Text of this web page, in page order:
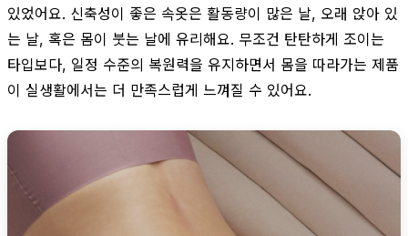
있었어요. 신축성이 좋은 속옷은 활동량이 많은 날, 오래 앉아 있
는 날, 혹은 몸이 붓는 날에 유리해요. 무조건 탄탄하게 조이는
타입보다, 일정 수준의 복원력을 유지하면서 몸을 따라가는 제품
이 실생활에서는 더 만족스럽게 느껴질 수 있어요.